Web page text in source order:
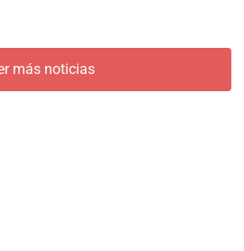
más noticias